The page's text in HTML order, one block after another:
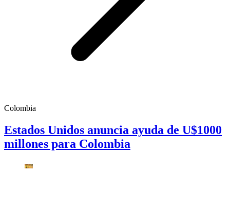
Colombia
Estados Unidos anuncia ayuda de U$1000
millones para Colombia